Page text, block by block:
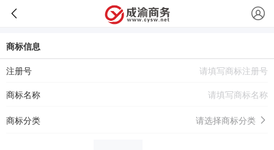
商标信息
注册号
商标名称
商标分类 请选择商标分类